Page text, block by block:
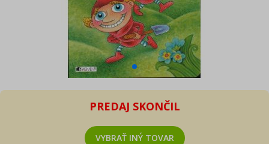
PREDAJ SKONČIL
VYBRAŤ INÝ TOVAR